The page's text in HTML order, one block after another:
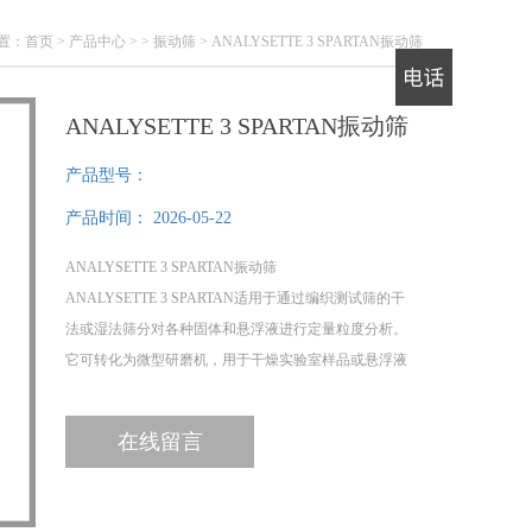
： 首页 > 产品中心 > > 振动筛 > ANALYSETTE 3 SPARTAN振动筛
ANALYSETTE 3 SPARTAN振动筛
产品型号：
产品时间： 2026-05-22
ANALYSETTE 3 SPARTAN振动筛
ANALYSETTE 3 SPARTAN适用于通过编织测试筛的干
法或湿法筛分对各种固体和悬浮液进行定量粒度分析。
它可转化为微型研磨机，用于干燥实验室样品或悬浮液
在线留言
电话